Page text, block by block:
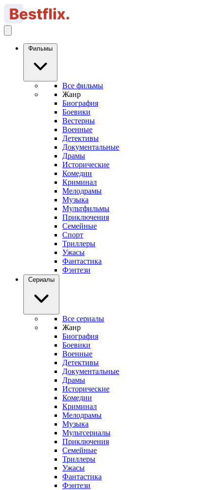
Фильмы
Все фильмы
Жанр
Биография
Боевики
Вестерны
Военные
Детективы
Документальные
Драмы
Исторические
Комедии
Криминал
Мелодрамы
Музыка
Мультфильмы
Приключения
Семейные
Спорт
Триллеры
Ужасы
Фантастика
Фэнтези
Сериалы
Все сериалы
Жанр
Биография
Боевики
Военные
Детективы
Документальные
Драмы
Исторические
Комедии
Криминал
Мелодрамы
Музыка
Мультсериалы
Приключения
Семейные
Триллеры
Ужасы
Фантастика
Фэнтези